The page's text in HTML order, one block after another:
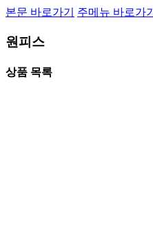
본문 바로가기 주메뉴 바로가기
원피스
상품 목록